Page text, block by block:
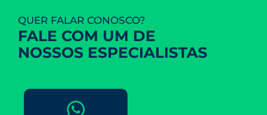
QUER FALAR CONOSCO?
FALE COM UM DE
NOSSOS ESPECIALISTAS